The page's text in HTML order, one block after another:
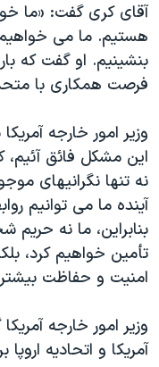
آقای کری گفت: «ما
هستیم. ما می خواهیم
بنشینیم. او گفت که
فرصت همکاری با
وزیر امور خارجه
این مشکل فائق
نه تنها نگرانیهای
آینده ما می توانیم
بنابراین، ما نه
تأمین خواهیم کرد،
امنیت و حفاظت
وزیر امور خارجه
آمریکا و اتحادیه